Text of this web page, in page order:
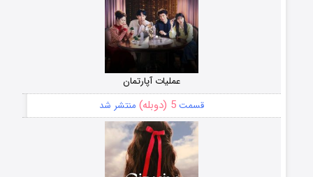
عملیات آپارتمان
قسمت5 (دوبله) منتشر شد